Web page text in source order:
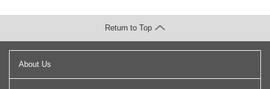
About Us
Return to Top